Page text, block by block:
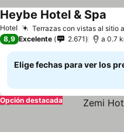
Hotel Terrazas con vistas al sitio
Heybe Hotel & Spa
8,9 Excelente 2.671 a 0.7
Elige fechas para ver los
Opción destacada